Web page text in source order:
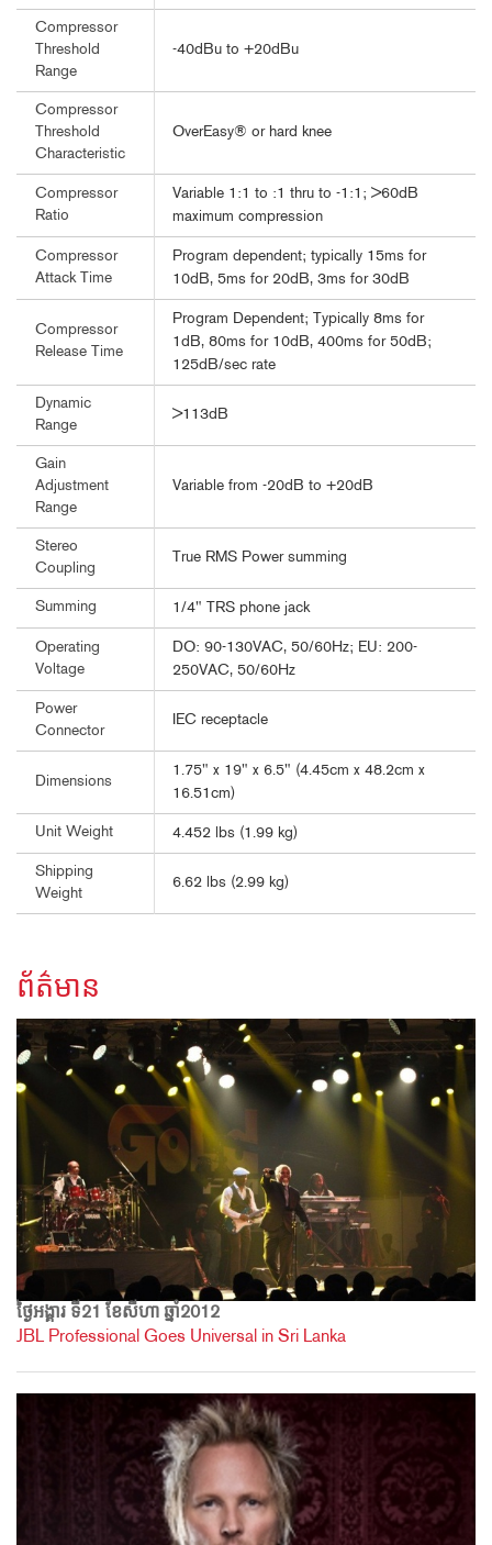
Compressor
Threshold
Range
-40dBu to +20dBu
Compressor
Threshold
Characteristic
OverEasy® or hard knee
Compressor
Ratio
Variable 1:1 to :1 thru to -1:1; >60dB
maximum compression
Compressor
Attack Time
Program dependent; typically 15ms for
10dB, 5ms for 20dB, 3ms for 30dB
Compressor
Release Time
Program Dependent; Typically 8ms for
1dB, 80ms for 10dB, 400ms for 50dB;
125dB/sec rate
Dynamic
Range
>113dB
Gain
Adjustment
Range
Variable from -20dB to +20dB
Stereo
Coupling
True RMS Power summing
Summing 1/4" TRS phone jack
Operating
Voltage
DO: 90-130VAC, 50/60Hz; EU: 200-
250VAC, 50/60Hz
Power
Connector
IEC receptacle
Dimensions
1.75" x 19" x 6.5" (4.45cm x 48.2cm x
16.51cm)
Unit Weight 4.452 lbs (1.99 kg)
Shipping
Weight
6.62 lbs (2.99 kg)
ព័ត៌មាន
ថ្ងៃអង្គារ ទី21 ខែសីហា ឆ្នាំ2012
JBL Professional Goes Universal in Sri Lanka